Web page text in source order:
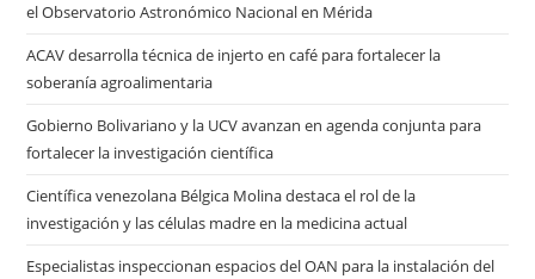
el Observatorio Astronómico Nacional en Mérida
ACAV desarrolla técnica de injerto en café para fortalecer la
soberanía agroalimentaria
Gobierno Bolivariano y la UCV avanzan en agenda conjunta para
fortalecer la investigación científica
Científica venezolana Bélgica Molina destaca el rol de la
investigación y las células madre en la medicina actual
Especialistas inspeccionan espacios del OAN para la instalación del